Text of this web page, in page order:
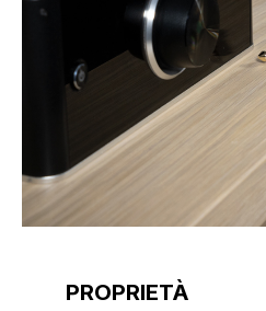
PROPRIETÀ